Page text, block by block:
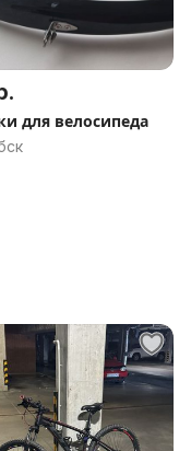
для велосипеда